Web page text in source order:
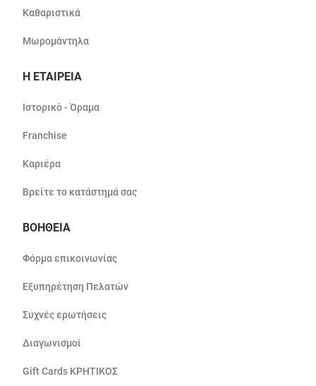
Καθαριστικά
Μωρομάντηλα
Η ΕΤΑΙΡΕΙΑ
Ιστορικό - Όραμα
Franchise
Καριέρα
Βρείτε το κατάστημά σας
ΒΟΗΘΕΙΑ
Φόρμα επικοινωνίας
Εξυπηρέτηση Πελατών
Συχνές ερωτήσεις
Διαγωνισμοί
Gift Cards ΚΡΗΤΙΚΟΣ